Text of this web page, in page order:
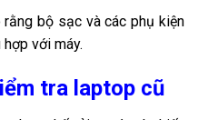
bộ sạc và các phụ kiện
với máy.
tra laptop cũ